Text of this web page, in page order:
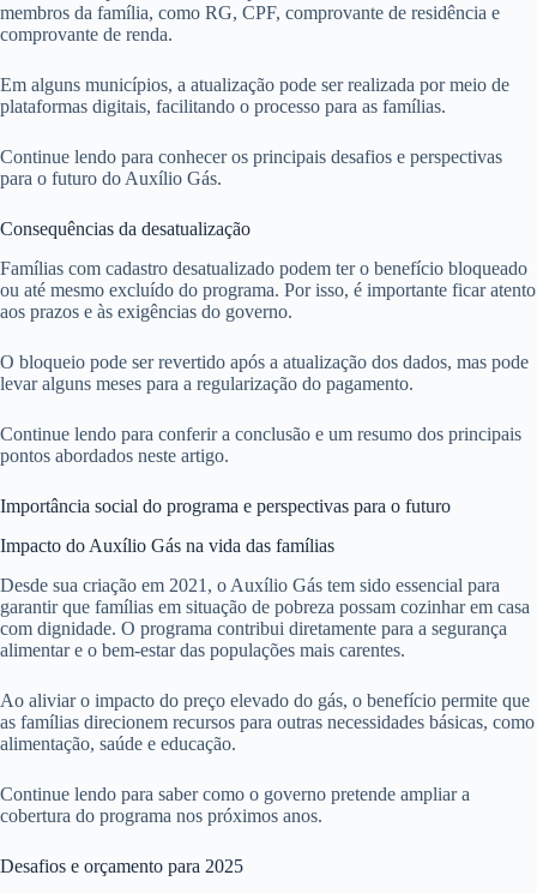
membros da família, como RG, CPF, comprovante de residência e
comprovante de renda.
Em alguns municípios, a atualização pode ser realizada por meio de
plataformas digitais, facilitando o processo para as famílias.
Continue lendo para conhecer os principais desafios e perspectivas
para o futuro do Auxílio Gás.
Consequências da desatualização
Famílias com cadastro desatualizado podem ter o benefício bloqueado
ou até mesmo excluído do programa. Por isso, é importante ficar atento
aos prazos e às exigências do governo.
O bloqueio pode ser revertido após a atualização dos dados, mas pode
levar alguns meses para a regularização do pagamento.
Continue lendo para conferir a conclusão e um resumo dos principais
pontos abordados neste artigo.
Importância social do programa e perspectivas para o futuro
Impacto do Auxílio Gás na vida das famílias
Desde sua criação em 2021, o Auxílio Gás tem sido essencial para
garantir que famílias em situação de pobreza possam cozinhar em casa
com dignidade. O programa contribui diretamente para a segurança
alimentar e o bem-estar das populações mais carentes.
Ao aliviar o impacto do preço elevado do gás, o benefício permite que
as famílias direcionem recursos para outras necessidades básicas, como
alimentação, saúde e educação.
Continue lendo para saber como o governo pretende ampliar a
cobertura do programa nos próximos anos.
Desafios e orçamento para 2025